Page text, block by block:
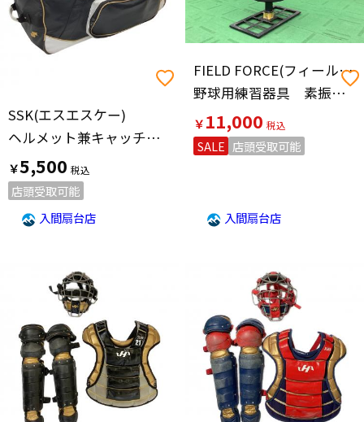
SSK(エスエスケー)
ヘルメット兼キャッチャー用具ケース
￥5,500
店頭受取可能
入間扇台店
FIELD FORCE(フィールドフォース)
野球用練習器具 素振り用サンドバック 本体のみ
￥11,000
SALE 店頭受取可能
入間扇台店